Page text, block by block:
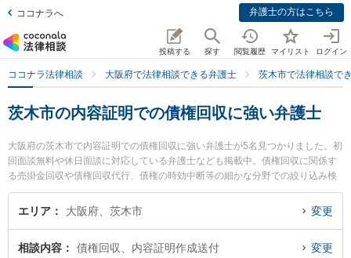
ココナラへ 弁護士の方はこちら
投稿する 探す 閲覧履歴 マイリスト ログイン
ココナラ法律相談 大阪府で法律相談できる弁護士 茨木市で法律相談で
茨木市の内容証明での債権回収に強い弁護士
大阪府の茨木市で内容証明での債権回収に強い弁護士が5名見つかりました。初
回面談無料や休日面談に対応している弁護士なども掲載中。債権回収に関係す
る売掛金回収や債権回収代行、債権の時効中断等の細かな分野での絞り込み検
索もでき便利です。特に葉方法律事務所の葉方 心平弁護士や弁護士法人茨木あ
さひ法律事務所の谷井 光弁護士、柏葉法律事務所の河野 嵩士弁護士のプロフィ
『内容証明での債権回収のトラブル解決の実績豊富な近くの弁護士を検索した
エリア 大阪府、茨木市 変更
相談内容 債権回収、内容証明作成送付 変更